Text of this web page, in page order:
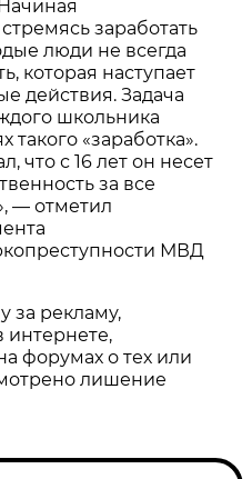
заработать
люди не всегда
которая наступает
действия. Задача
школьника
такого «заработка».
что с 16 лет он несет
за все
— отметил
МВД
за рекламу,
интернете,
форумах о тех или
лишение